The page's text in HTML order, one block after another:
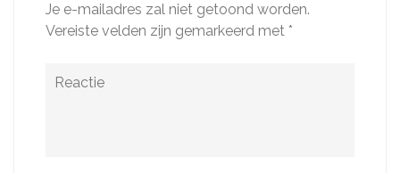
Je e-mailadres zal niet getoond worden.
Vereiste velden zijn gemarkeerd met *
Reactie